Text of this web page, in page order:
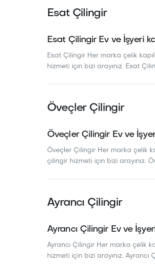
Esat Çilingir
Esat Çilingir Ev ve İşyeri
Esat Çilingir Her marka çelik
hizmeti için bizi arayınız. Esat
Öveçler Çilingir
Öveçler Çilingir Ev ve
Öveçler Çilingir Her marka çelik
çilingir hizmeti için bizi arayınız.
Ayrancı Çilingir
Ayrancı Çilingir Ev ve
Ayrancı Çilingir Her marka çelik
hizmeti için bizi arayınız. Ayrancı